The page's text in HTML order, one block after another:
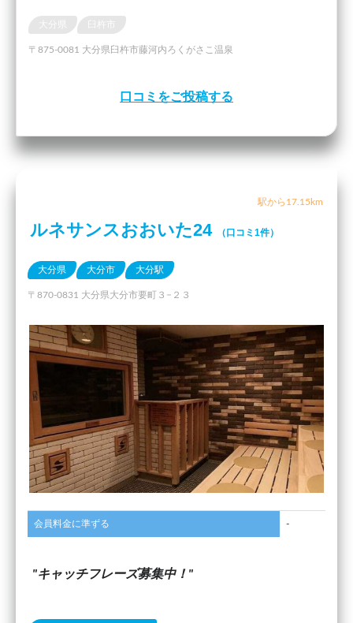
臼杵市
〒875-0081 大分県臼杵市藤河内ろくがさこ温泉
口コミをご投稿する
駅から17.15km
ルネサンスおおいた24 （口コミ1件）
大分県 大分市 大分駅
〒870-0831 大分県大分市要町３−２３
会員料金に準ずる -
キャッチフレーズ募集中！